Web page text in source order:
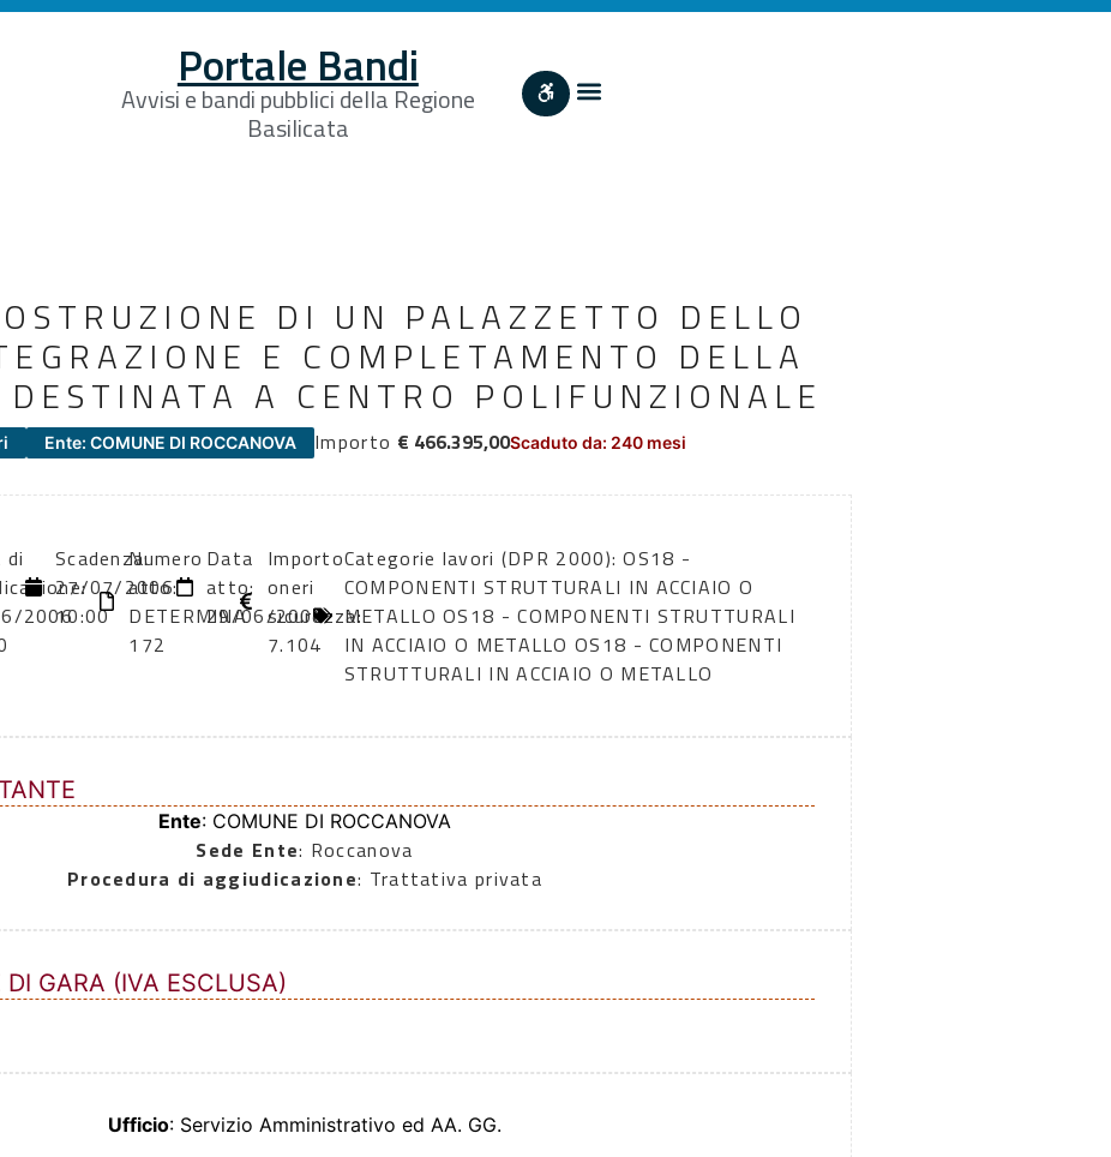
Portale Bandi
Avvisi e bandi pubblici della Regione
Basilicata
DI UN PALAZZETTO DELLO
E COMPLETAMENTO DELLA
A CENTRO POLIFUNZIONALE
Ente: COMUNE DI ROCCANOVA Importo € 466.395,00Scaduto da: 240 mesi
di
2006
Scadenza:
27/07/2006
10:00
Numero
atto:
DETERMINA
172
Data
atto:
29/06/2006
Importo
oneri
sicurezza:
7.104
Categorie lavori (DPR 2000): OS18 -
COMPONENTI STRUTTURALI IN ACCIAIO O
METALLO OS18 - COMPONENTI STRUTTURALI
IN ACCIAIO O METALLO OS18 - COMPONENTI
STRUTTURALI IN ACCIAIO O METALLO
Ente: COMUNE DI ROCCANOVA
Sede Ente: Roccanova
Procedura di aggiudicazione: Trattativa privata
GARA (IVA ESCLUSA)
Ufficio: Servizio Amministrativo ed AA. GG.